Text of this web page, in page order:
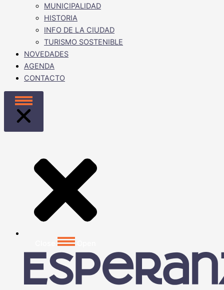
MUNICIPALIDAD
HISTORIA
INFO DE LA CIUDAD
TURISMO SOSTENIBLE
NOVEDADES
AGENDA
CONTACTO